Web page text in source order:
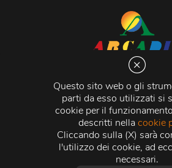
Questo sito web o gli
parti da esso utilizzati si
cookie per il
descritti nellacookie
Cliccando sulla (X) sarà
l'utilizzo dei cookie, ad
necessari.
Via Martiri della
C.C.I.A.A. - R.E.A di Milano
Registro delle Imprese di Milano
Fiscale e Partita Iva11015840157 |
500.000,00 i.v.
Credits:Crea Informatica S.r.l.
riservati.